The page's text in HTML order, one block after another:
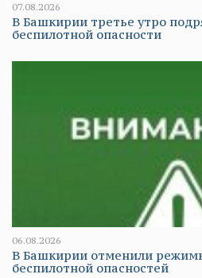
07.08.2026
В Башкирии третье утро
беспилотной опасности
06.08.2026
В Башкирии отменили
беспилотной опасностей